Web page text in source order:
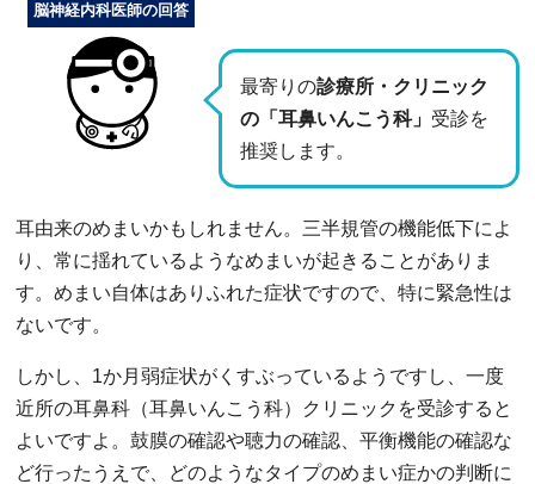
最寄りの診療所・クリニック
の「耳鼻いんこう科」 受診を
推奨します。
脳神経内科医師の回答
耳由来のめまいかもしれません。三半規管の機能低下によ
り、常に揺れているようなめまいが起きることがありま
す。めまい自体はありふれた症状ですので、特に緊急性は
ないです。
しかし、1か月弱症状がくすぶっているようですし、一度
近所の耳鼻科（耳鼻いんこう科）クリニックを受診すると
よいですよ。鼓膜の確認や聴力の確認、平衡機能の確認な
ど行ったうえで、どのようなタイプのめまい症かの判断に